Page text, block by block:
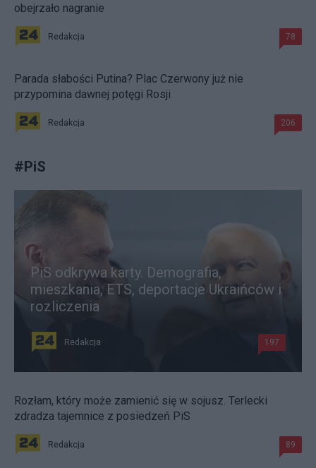
obejrzało nagranie
Redakcja 78
Parada słabości Putina? Plac Czerwony już nie
przypomina dawnej potęgi Rosji
Redakcja 206
#PiS
PiS odkrywa karty. Demografia,
mieszkania, ETS, deportacje Ukraińców i
rozliczenia
Redakcja 197
Rozłam, który może zamienić się w sojusz. Terlecki
zdradza tajemnice z posiedzeń PiS
Redakcja 89